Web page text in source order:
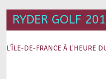
RYDER GOLF
L’ÎLE-DE-FRANCE À L’HEURE